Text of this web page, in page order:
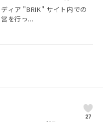
ィア "BRIK" サイト内での
を行っ...
27